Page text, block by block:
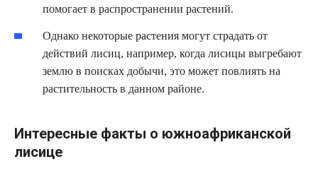
помогает в распространении растений.
Однако некоторые растения могут страдать от
действий лисиц, например, когда лисицы выгребают
землю в поисках добычи, это может повлиять на
растительность в данном районе.
Интересные факты о южноафриканской
лисице